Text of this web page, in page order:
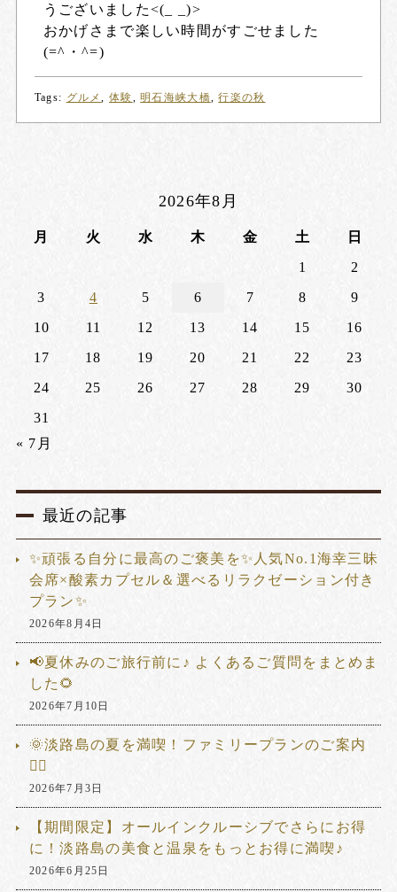
うございました<(_ _)>
おかげさまで楽しい時間がすごせました
(=^・^=)
Tags: グルメ,体験,明石海峡大橋,行楽の秋
2026年8月
月 火 水 木 金 土
日
1
2
3
4 5 6 7 8
9
10
11 12 13 14 15
16
17
18 19 20 21 22
23
24
25 26 27 28 29
30
31
« 7月
最近の記事
✨頑張る自分に最高のご褒美を✨人気No.1海幸三昧
会席×酸素カプセル＆選べるリラクゼーション付き
プラン✨
2026年8月4日
📢夏休みのご旅行前に♪ よくあるご質問をまとめま
した🌻
2026年7月10日
🌞淡路島の夏を満喫！ファミリープランのご案内
🏊‍♂️
2026年7月3日
【期間限定】オールインクルーシブでさらにお得
に！淡路島の美食と温泉をもっとお得に満喫♪
2026年6月25日